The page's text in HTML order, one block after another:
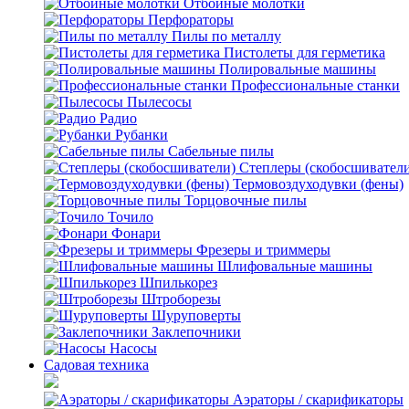
Отбойные молотки
Перфораторы
Пилы по металлу
Пистолеты для герметика
Полировальные машины
Профессиональные станки
Пылесосы
Радио
Рубанки
Сабельные пилы
Степлеры
Термовоздуходувки (фены)
Торцовочные пилы
Точило
Фонари
Фрезеры и триммеры
Шлифовальные машины
Шпилькорез
Штроборезы
Шуруповерты
Заклепочники
Насосы
Садовая техника
Аэраторы / скарификаторы